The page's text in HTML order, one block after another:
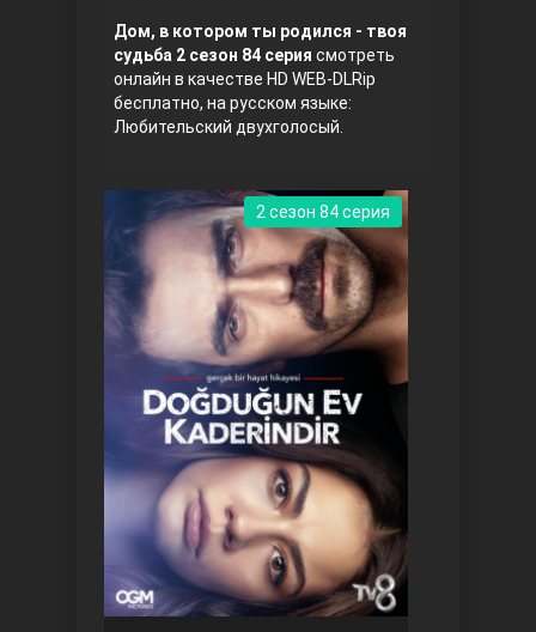
Любовь напрокат
Воскресший Эртугрул
Три сестры
Дом, в котором ты родился - твоя
судьба 2 сезон 84 серия смотреть
онлайн в качестве HD WEB-DLRip
бесплатно, на русском языке:
Любительский двухголосый.
2 сезон 84 серия